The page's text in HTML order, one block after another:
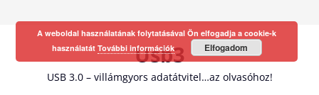
Usb3
USB 3.0 – villámgyors adatátvitel…az olvasóhoz!
A weboldal használatának folytatásával Ön elfogadja a cookie-k
használatát További információk Elfogadom